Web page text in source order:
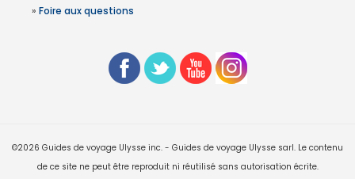
» Foire aux questions
©2026 Guides de voyage Ulysse inc. - Guides de voyage Ulysse sarl. Le contenu
de ce site ne peut être reproduit ni réutilisé sans autorisation écrite.